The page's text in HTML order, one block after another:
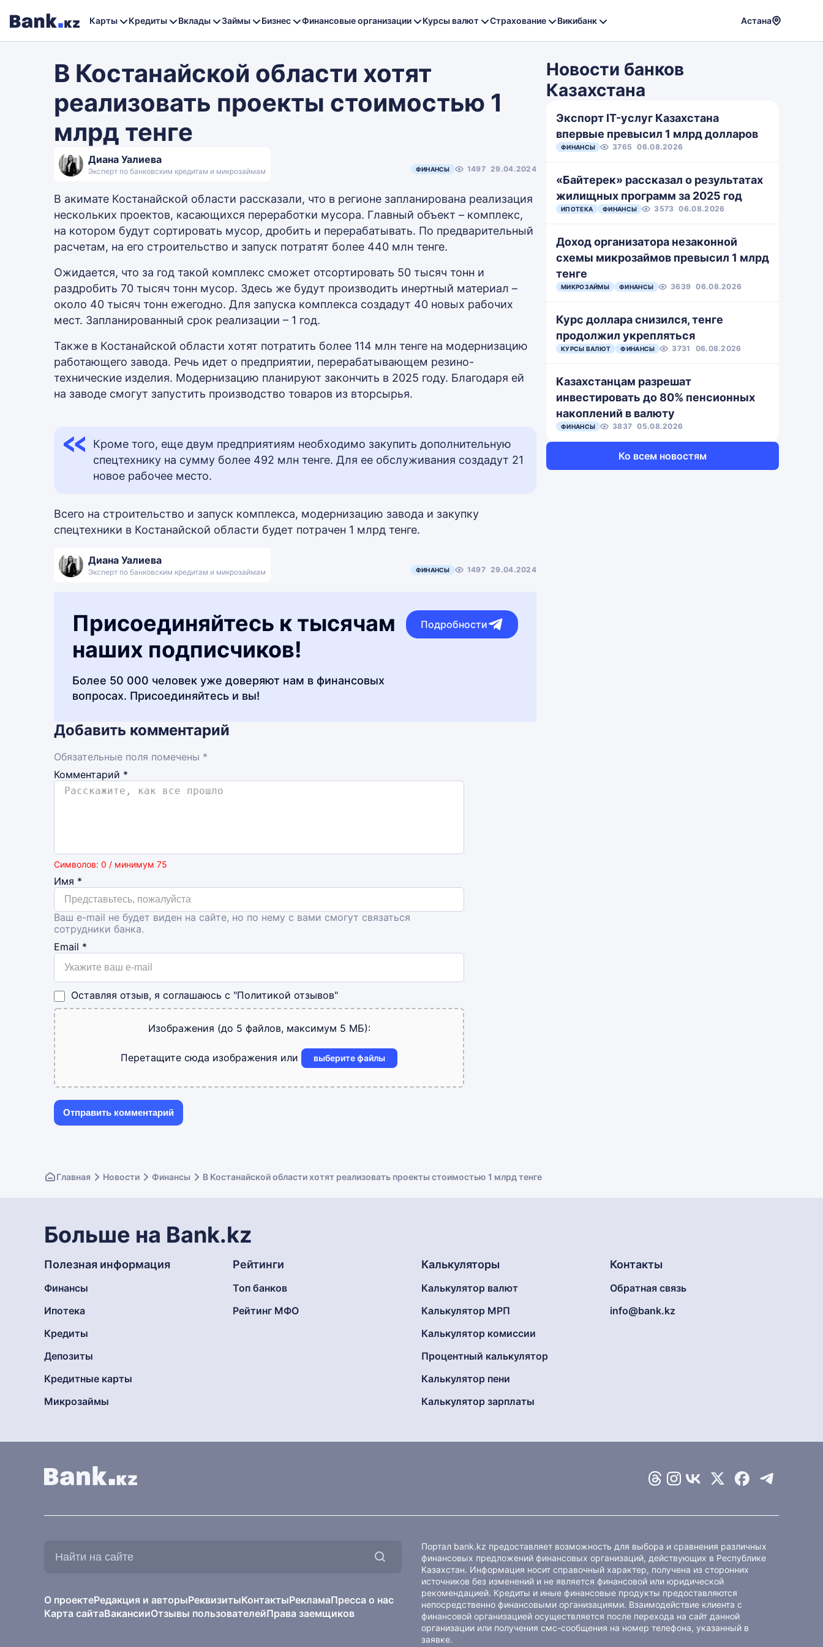
Карты Кредиты Вклады Займы Бизнес Финансовые организации Курсы валют Страхование Викибанк Астана
В Костанайской области хотят
реализовать проекты стоимостью 1
млрд тенге
Диана Уалиева
Эксперт по банковским кредитам и микрозаймам ФИНАНСЫ 1497 29.04.2024
В акимате Костанайской области рассказали, что в регионе запланирована реализация
нескольких проектов, касающихся переработки мусора. Главный объект – комплекс,
на котором будут сортировать мусор, дробить и перерабатывать. По предварительный
расчетам, на его строительство и запуск потратят более 440 млн тенге.
Ожидается, что за год такой комплекс сможет отсортировать 50 тысяч тонн и
раздробить 70 тысяч тонн мусор. Здесь же будут производить инертный материал –
около 40 тысяч тонн ежегодно. Для запуска комплекса создадут 40 новых рабочих
мест. Запланированный срок реализации – 1 год.
Также в Костанайской области хотят потратить более 114 млн тенге на модернизацию
работающего завода. Речь идет о предприятии, перерабатывающем резино-
технические изделия. Модернизацию планируют закончить в 2025 году. Благодаря ей
на заводе смогут запустить производство товаров из вторсырья.
Кроме того, еще двум предприятиям необходимо закупить дополнительную
спецтехнику на сумму более 492 млн тенге. Для ее обслуживания создадут 21
новое рабочее место.
Всего на строительство и запуск комплекса, модернизацию завода и закупку
спецтехники в Костанайской области будет потрачен 1 млрд тенге.
Диана Уалиева
Эксперт по банковским кредитам и микрозаймам ФИНАНСЫ 1497 29.04.2024
Присоединяйтесь к тысячам
наших подписчиков!
Более 50 000 человек уже доверяют нам в финансовых
вопросах. Присоединяйтесь и вы!
Подробности
Добавить комментарий
Обязательные поля помечены *
Комментарий *
Символов: 0 / минимум 75
Имя *
Ваш e-mail не будет виден на сайте, но по нему с вами смогут связаться
сотрудники банка.
Email *
Оставляя отзыв, я соглашаюсь с "Политикой отзывов"
Изображения (до 5 файлов, максимум 5 МБ):
Перетащите сюда изображения или выберите файлы
Новости банков
Казахстана
Экспорт IT-услуг Казахстана
впервые превысил 1 млрд долларов
ФИНАНСЫ 3765 06.08.2026
«Байтерек» рассказал о результатах
жилищных программ за 2025 год
ИПОТЕКА ФИНАНСЫ 3573 06.08.2026
Доход организатора незаконной
схемы микрозаймов превысил 1 млрд
тенге
МИКРОЗАЙМЫ ФИНАНСЫ 3639 06.08.2026
Курс доллара снизился, тенге
продолжил укрепляться
КУРСЫ ВАЛЮТ ФИНАНСЫ 3731 06.08.2026
Казахстанцам разрешат
инвестировать до 80% пенсионных
накоплений в валюту
ФИНАНСЫ 3837 05.08.2026
Ко всем новостям
Главная Новости Финансы В Костанайской области хотят реализовать проекты стоимостью 1 млрд тенге
Больше на Bank.kz
Полезная информация
Финансы
Ипотека
Кредиты
Депозиты
Кредитные карты
Микрозаймы
Рейтинги
Топ банков
Рейтинг МФО
Калькуляторы
Калькулятор валют
Калькулятор МРП
Калькулятор комиссии
Процентный калькулятор
Калькулятор пени
Калькулятор зарплаты
Контакты
Обратная связь
info@bank.kz
О проектеРедакция и авторыРеквизитыКонтактыРекламаПресса о нас
Карта сайтаВакансииОтзывы пользователейПрава заемщиков
Портал bank.kz предоставляет возможность для выбора и сравнения различных
финансовых предложений финансовых организаций, действующих в Республике
Казахстан. Информация носит справочный характер, получена из сторонних
источников без изменений и не является финансовой или юридической
рекомендацией. Кредиты и иные финансовые продукты предоставляются
непосредственно финансовыми организациями. Взаимодействие клиента с
финансовой организацией осуществляется после перехода на сайт данной
организации или получения смс-сообщения на номер телефона, указанный в
заявке.